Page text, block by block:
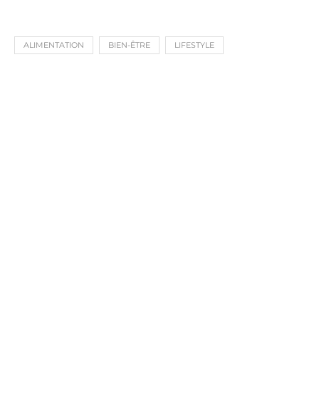
ALIMENTATION BIEN-ÊTRE LIFESTYLE